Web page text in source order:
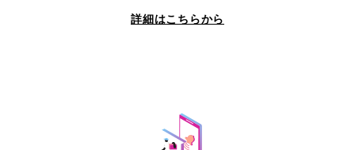
詳細はこちらから